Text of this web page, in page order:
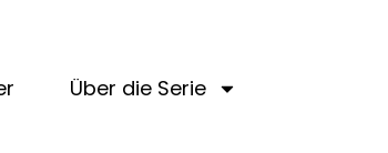
Über die Serie